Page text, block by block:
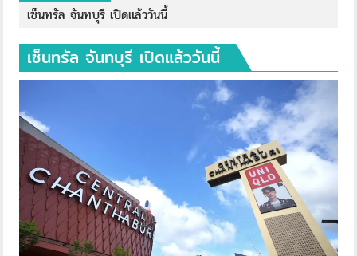
เซ็นทรัล จันทบุรี เปิดแล้ววันนี้
เซ็นทรัล จันทบุรี เปิดแล้ววันนี้